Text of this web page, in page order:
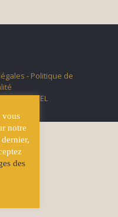
- Politique de
GICQUEL
vous
notre
des